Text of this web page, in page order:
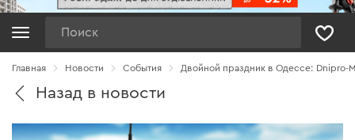
Главная Новости Cобытия Двойной праздник в Одессе: Dnipro-
Назад в новости